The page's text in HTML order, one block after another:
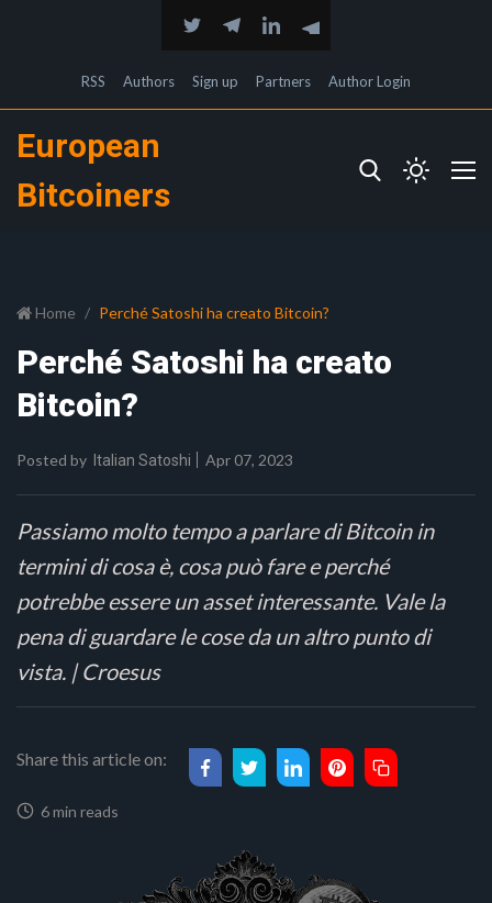
RSS Authors Sign up Partners Author Login
European
Bitcoiners
Home Perché Satoshi ha creato Bitcoin?
Perché Satoshi ha creato
Bitcoin?
Posted by Italian Satoshi Apr 07, 2023
Passiamo molto tempo a parlare di Bitcoin in
termini di cosa è, cosa può fare e perché
potrebbe essere un asset interessante. Vale la
pena di guardare le cose da un altro punto di
vista. | Croesus
Share this article on:
6 min reads